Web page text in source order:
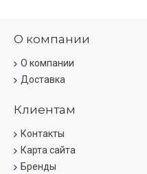
О компании
О компании
Доставка
Клиентам
Контакты
Карта сайта
Бренды